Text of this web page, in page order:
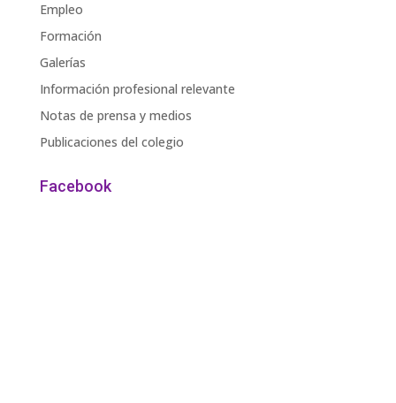
Empleo
Formación
Galerías
Información profesional relevante
Notas de prensa y medios
Publicaciones del colegio
Facebook